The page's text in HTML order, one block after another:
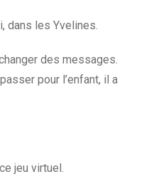
dans les Yvelines.
des messages.
pour l’enfant, il a
jeu virtuel.